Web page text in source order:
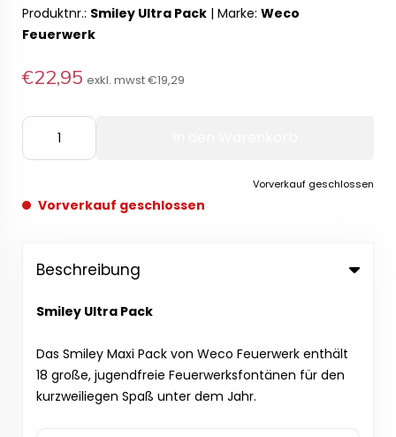
Produktnr.: Smiley Ultra Pack | Marke: Weco
Feuerwerk
€22,95 exkl. mwst€19,29
Vorverkauf geschlossen
Vorverkauf geschlossen
Beschreibung
Smiley Ultra Pack
Das Smiley Maxi Pack von Weco Feuerwerk enthält
18 große, jugendfreie Feuerwerksfontänen für den
kurzweiliegen Spaß unter dem Jahr.